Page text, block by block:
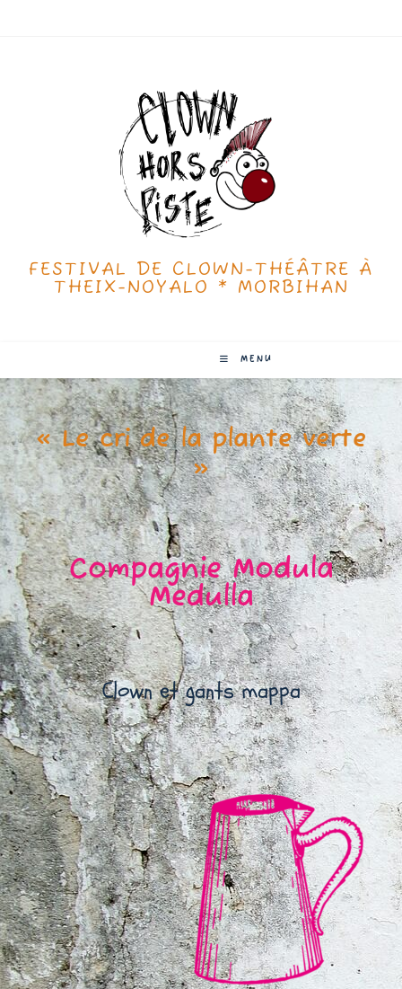
FESTIVAL DE CLOWN-THÉÂTRE À
THEIX-NOYALO * MORBIHAN
MENU
« Le cri de la plante verte
»
Compagnie Modula
Medulla
Clown et gants mappa